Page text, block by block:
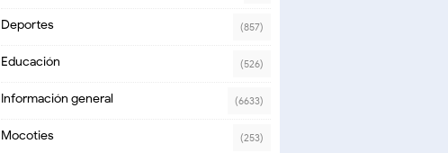
Deportes (857)
Educación (526)
Información general (6633)
Mocoties (253)